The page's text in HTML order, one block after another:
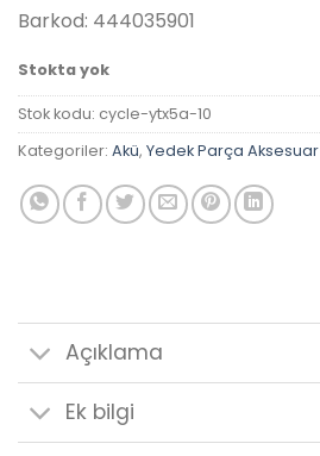
Barkod: 444035901
Stokta yok
Stok kodu: cycle-ytx5a-10
Kategoriler: Akü, Yedek Parça Aksesuar
Açıklama
Ek bilgi